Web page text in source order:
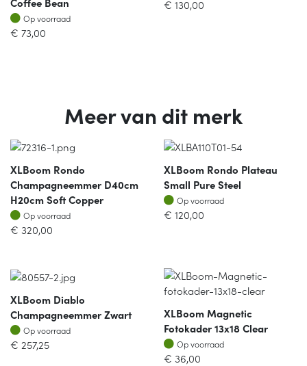
Op voorraad
Op voorraad
€ 73,00
€ 130,00
Meer van dit merk
XLBoom Rondo
Champagneemmer D40cm
H20cm Soft Copper
Op voorraad
Op voorraad
€ 320,00
XLBoom Rondo Plateau
Small Pure Steel
Op voorraad
Op voorraad
€ 120,00
XLBoom Diablo
Champagneemmer Zwart
Op voorraad
Op voorraad
€ 257,25
XLBoom Magnetic
Fotokader 13x18 Clear
Op voorraad
Op voorraad
€ 36,00